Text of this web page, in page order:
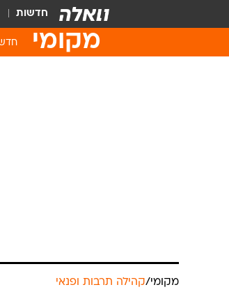
חדשות
מקומי
מקומי/קהילה תרבות ופנאי